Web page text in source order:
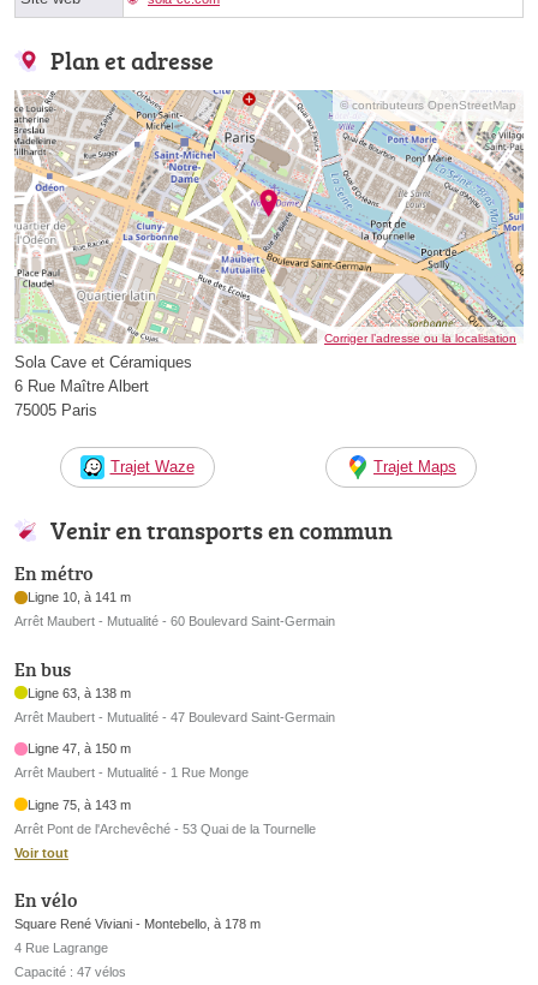
Plan et adresse
© contributeurs OpenStreetMap
Corriger l’adresse ou la localisation
Sola Cave et Céramiques
6 Rue Maître Albert
75005 Paris
Trajet Waze Trajet Maps
Venir en transports en commun
En métro
Ligne 10, à 141 m
Arrêt Maubert - Mutualité - 60 Boulevard Saint-Germain
En bus
Ligne 63, à 138 m
Arrêt Maubert - Mutualité - 47 Boulevard Saint-Germain
Ligne 47, à 150 m
Arrêt Maubert - Mutualité - 1 Rue Monge
Ligne 75, à 143 m
Arrêt Pont de l'Archevêché - 53 Quai de la Tournelle
Voir tout
En vélo
Square René Viviani - Montebello, à 178 m
4 Rue Lagrange
Capacité : 47 vélos